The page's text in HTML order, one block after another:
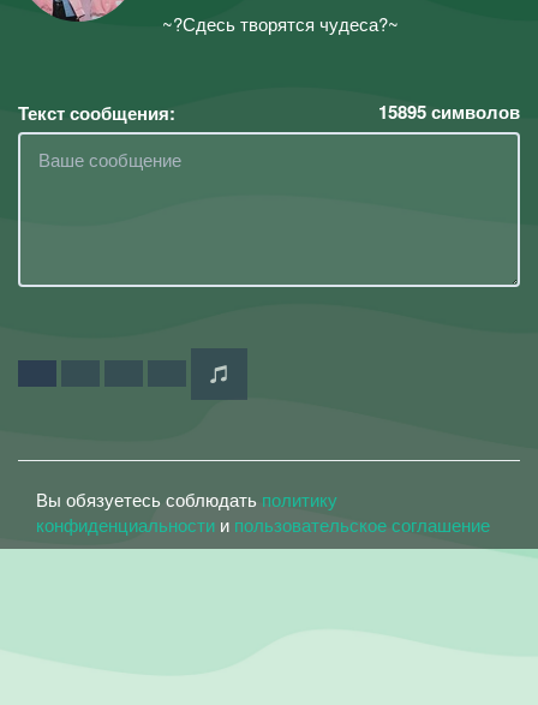
~?Сдесь творятся чудеса?~
Текст сообщения: 15895символов
Вы обязуетесь соблюдать политику
конфиденциальности и пользовательское соглашение